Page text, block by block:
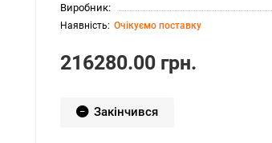
Виробник:
Очікуємо поставку
216280.00 грн.
Закінчився